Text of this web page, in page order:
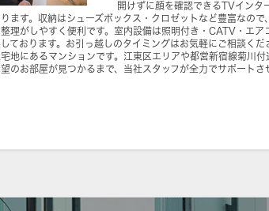
開けずに顔を確認できるTVインタ
ます。収納はシューズボックス・クロゼットなど豊富なので
理がしやすく便利です。室内設備は照明付き・CATV・エア
ております。お引っ越しのタイミングはお気軽にご相談くだ
地にあるマンションです。江東区エリアや都営新宿線菊川付
のお部屋が見つかるまで、当社スタッフが全力でサポートさ